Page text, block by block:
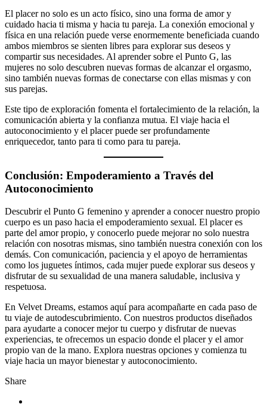
El placer no solo es un acto físico, sino una forma de amor y
cuidado hacia ti misma y hacia tu pareja. La conexión emocional y
física en una relación puede verse enormemente beneficiada cuando
ambos miembros se sienten libres para explorar sus deseos y
compartir sus necesidades. Al aprender sobre el Punto G, las
mujeres no solo descubren nuevas formas de alcanzar el orgasmo,
sino también nuevas formas de conectarse con ellas mismas y con
sus parejas.
Este tipo de exploración fomenta el fortalecimiento de la relación, la
comunicación abierta y la confianza mutua. El viaje hacia el
autoconocimiento y el placer puede ser profundamente
enriquecedor, tanto para ti como para tu pareja.
Conclusión: Empoderamiento a Través del
Autoconocimiento
Descubrir el Punto G femenino y aprender a conocer nuestro propio
cuerpo es un paso hacia el empoderamiento sexual. El placer es
parte del amor propio, y conocerlo puede mejorar no solo nuestra
relación con nosotras mismas, sino también nuestra conexión con los
demás. Con comunicación, paciencia y el apoyo de herramientas
como los juguetes íntimos, cada mujer puede explorar sus deseos y
disfrutar de su sexualidad de una manera saludable, inclusiva y
respetuosa.
En Velvet Dreams, estamos aquí para acompañarte en cada paso de
tu viaje de autodescubrimiento. Con nuestros productos diseñados
para ayudarte a conocer mejor tu cuerpo y disfrutar de nuevas
experiencias, te ofrecemos un espacio donde el placer y el amor
propio van de la mano. Explora nuestras opciones y comienza tu
viaje hacia un mayor bienestar y autoconocimiento.
Share